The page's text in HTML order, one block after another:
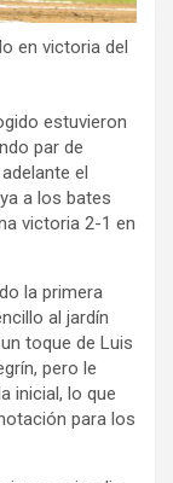
en victoria del
estuvieron
par de
el
a los bates
victoria 2-1 en
la primera
al jardín
toque de Luis
pero le
inicial, lo que
para los